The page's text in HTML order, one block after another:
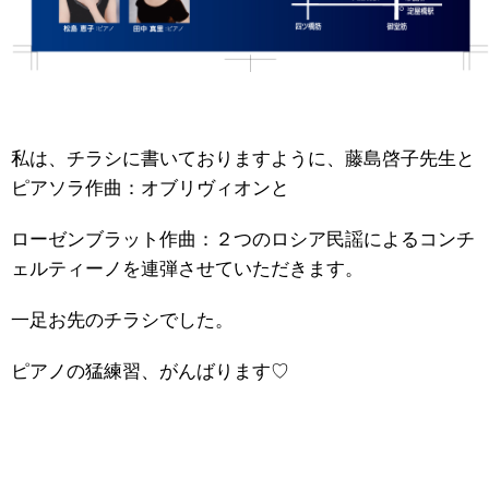
私は、チラシに書いておりますように、藤島啓子先生と
ピアソラ作曲：オブリヴィオンと
ローゼンブラット作曲：２つのロシア民謡によるコンチ
ェルティーノを連弾させていただきます。
一足お先のチラシでした。
ピアノの猛練習、がんばります♡